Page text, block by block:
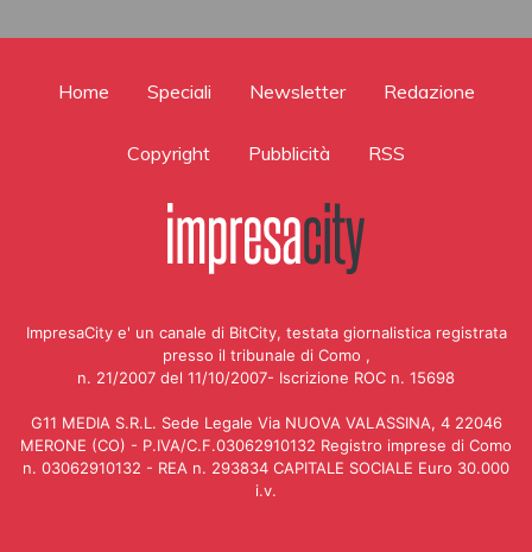
Home Speciali Newsletter Redazione
Copyright Pubblicità RSS
ImpresaCity e' un canale di BitCity, testata giornalistica registrata
presso il tribunale di Como ,
n. 21/2007 del 11/10/2007- Iscrizione ROC n. 15698
G11 MEDIA S.R.L. Sede Legale Via NUOVA VALASSINA, 4 22046
MERONE (CO) - P.IVA/C.F.03062910132 Registro imprese di Como
n. 03062910132 - REA n. 293834 CAPITALE SOCIALE Euro 30.000
i.v.